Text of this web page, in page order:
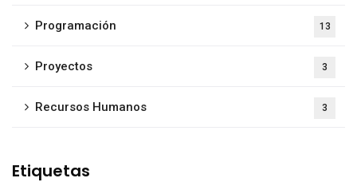
Programación 13
Proyectos 3
Recursos Humanos 3
Etiquetas